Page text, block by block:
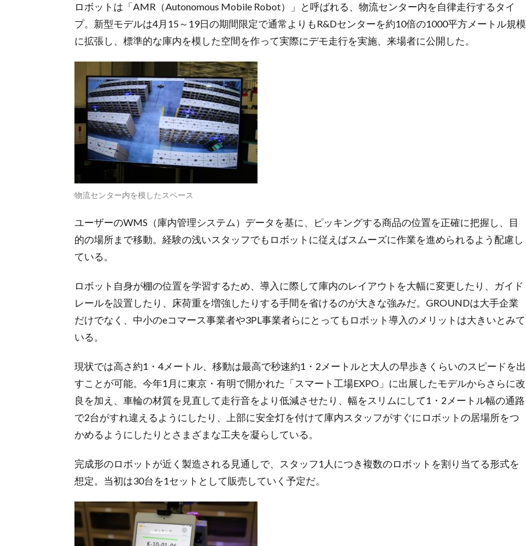
ロボットは「AMR（Autonomous Mobile Robot）」と呼ばれる、物流センター内を自律走行するタイ
プ。新型モデルは4月15～19日の期間限定で通常よりもR&Dセンターを約10倍の1000平方メートル規模
に拡張し、標準的な庫内を模した空間を作って実際にデモ走行を実施、来場者に公開した。
物流センター内を模したスペース
ユーザーのWMS（庫内管理システム）データを基に、ピッキングする商品の位置を正確に把握し、目
的の場所まで移動。経験の浅いスタッフでもロボットに従えばスムーズに作業を進められるよう配慮し
ている。
ロボット自身が棚の位置を学習するため、導入に際して庫内のレイアウトを大幅に変更したり、ガイド
レールを設置したり、床荷重を増強したりする手間を省けるのが大きな強みだ。GROUNDは大手企業
だけでなく、中小のeコマース事業者や3PL事業者らにとってもロボット導入のメリットは大きいとみて
いる。
現状では高さ約1・4メートル、移動は最高で秒速約1・2メートルと大人の早歩きくらいのスピードを出
すことが可能。今年1月に東京・有明で開かれた「スマート工場EXPO」に出展したモデルからさらに改
良を加え、車輪の材質を見直して走行音をより低減させたり、幅をスリムにして1・2メートル幅の通路
で2台がすれ違えるようにしたり、上部に安全灯を付けて庫内スタッフがすぐにロボットの居場所をつ
かめるようにしたりとさまざまな工夫を凝らしている。
完成形のロボットが近く製造される見通しで、スタッフ1人につき複数のロボットを割り当てる形式を
想定。当初は30台を1セットとして販売していく予定だ。